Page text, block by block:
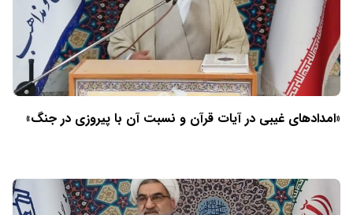
«امدادهای غیبی در آیات قرآن و نسبت آن با پیروزی در جنگ»